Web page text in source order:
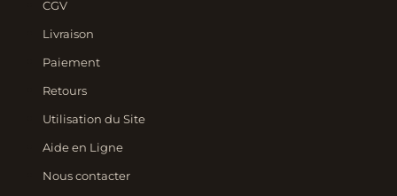
CGV
Livraison
Paiement
Retours
Utilisation du Site
Aide en Ligne
Nous contacter